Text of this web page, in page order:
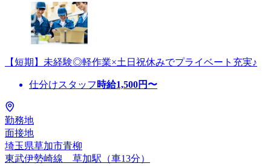
【短期】未経験◎軽作業×土日祝休みでプライベート充実♪
仕分けスタッフ 時給1,500円〜
勤務地
面接地
埼玉県草加市青柳
東武伊勢崎線 草加駅（車13分）